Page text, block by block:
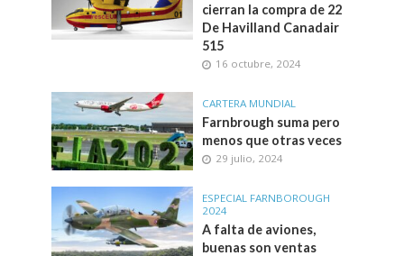
cierran la compra de 22
De Havilland Canadair
515
16 octubre, 2024
CARTERA MUNDIAL
Farnbrough suma pero
menos que otras veces
29 julio, 2024
ESPECIAL FARNBOROUGH
2024
A falta de aviones,
buenas son ventas